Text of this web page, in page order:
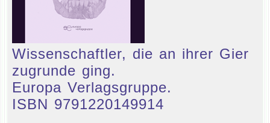
Wissenschaftler, die an ihrer Gier
zugrunde ging.
Europa Verlagsgruppe.
ISBN 9791220149914